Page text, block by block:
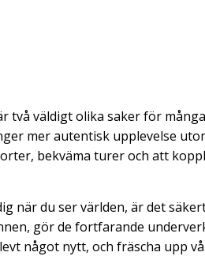
två väldigt olika saker för
mer autentisk upplevelse
bekväma turer och att
när du ser världen, är det
gör de fortfarande
något nytt, och fräscha upp